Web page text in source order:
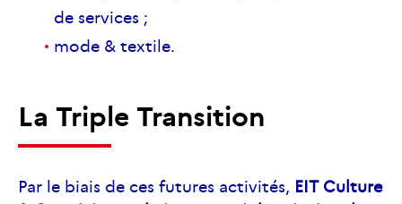
de services ;
mode & textile.
La Triple Transition
Par le biais de ces futures activités, EIT Culture